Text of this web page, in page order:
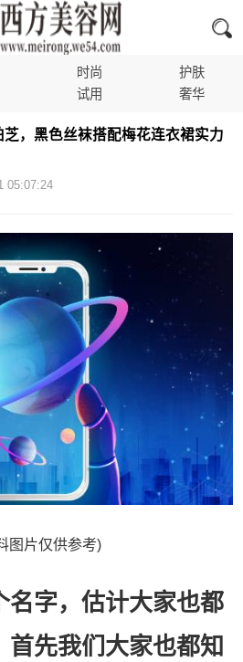
时尚
护肤
试用 奢华
，黑色丝袜搭配梅花连衣裙实力
05:07:24
图片仅供参考)
名字，估计大家也都
首先我们大家也都知